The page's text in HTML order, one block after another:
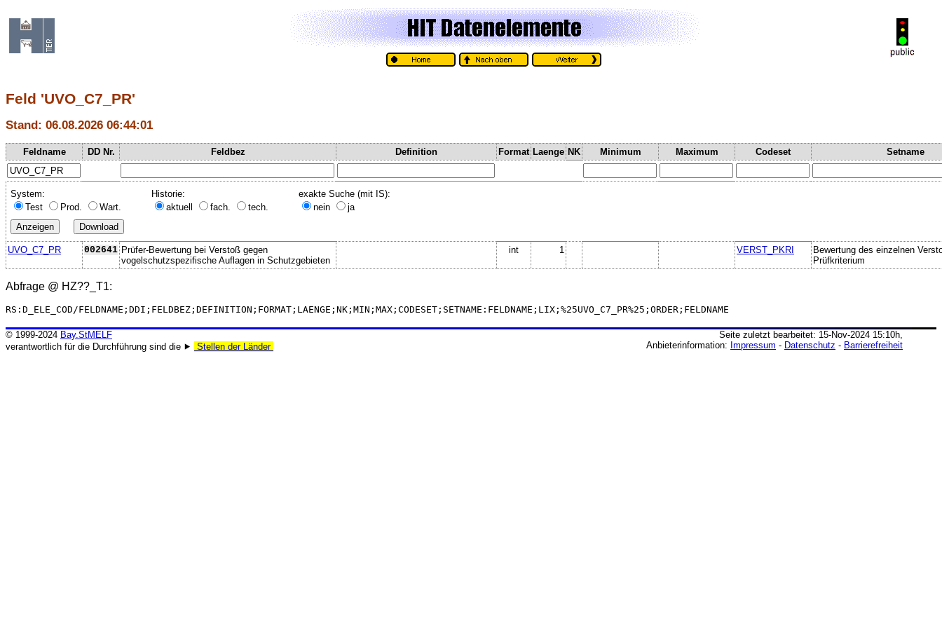
Feld 'UVO_C7_PR'
Stand: 06.08.2026 06:44:01
Feldname DD Nr. Feldbez Definition Format Laenge NK Minimum Maximum Codeset Setname
System:
Test
Prod. Wart.
Historie:
aktuell
fach. tech.
exakte Suche (mit IS):
nein
ja
UVO_C7_PR 002641 Prüfer-Bewertung bei Verstoß gegen
vogelschutzspezifische Auflagen in Schutzgebieten
int 1 VERST_PKRI
Bewertung des einzelnen
Prüfkriterium
Abfrage @ HZ??_T1:
RS:D_ELE_COD/FELDNAME;DDI;FELDBEZ;DEFINITION;FORMAT;LAENGE;NK;MIN;MAX;CODESET;SETNAME:FELDNAME;LIX;%25UVO_C7_PR%25;ORDER;FELDNAME
Seite zuletzt bearbeitet: 15-Nov-2024 15:10h,
Anbieterinformation: Impressum - Datenschutz - Barrierefreiheit
© 1999-2024 Bay.StMELF
verantwortlich für die Durchführung sind die ⯈
Stellen der Länder